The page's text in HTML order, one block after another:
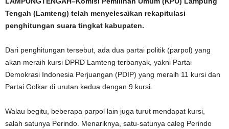
Tengah (Lamteng) telah menyelesaikan rekapitulasi
penghitungan suara tingkat kabupaten.
Dari penghitungan tersebut, ada dua partai politik (parpol) yang
akan meraih kursi DPRD Lamteng terbanyak, yakni Partai
Demokrasi Indonesia Perjuangan (PDIP) yang meraih 11 kursi dan
Partai Golkar di urutan kedua dengan 9 kursi.
Walau begitu, beberapa parpol lain juga turut mendapat kursi,
salah satunya Perindo. Menariknya, satu-satunya caleg Perindo